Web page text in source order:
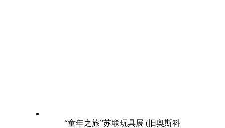
“童年之旅”苏联玩具展 (旧奥斯科